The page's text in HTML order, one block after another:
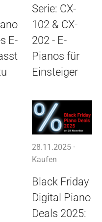
E-
Serie: CX-
102 & CX-
202 - E-
Pianos für
Einsteiger
28.11.2025 ·
Kaufen
Black Friday
Digital Piano
Deals 2025: